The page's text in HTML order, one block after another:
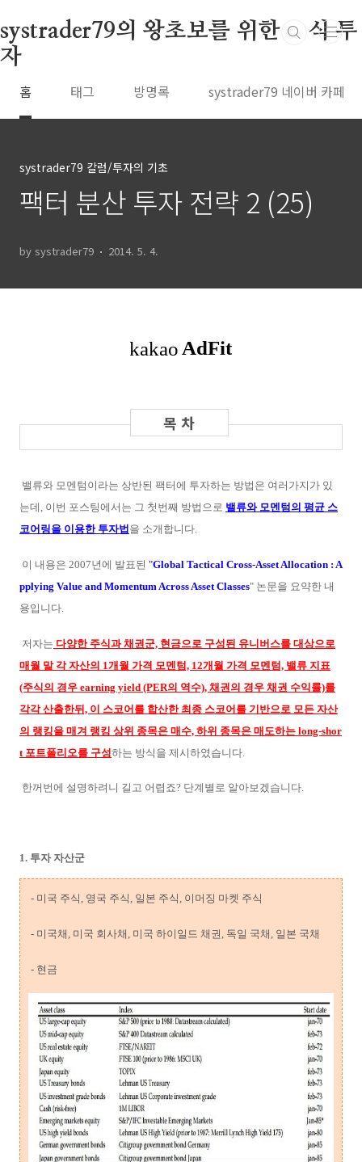
systrader79의 왕초보를 위한 주식 투
자
홈 태그 방명록 systrader79 네이버 카페
systrader79 칼럼/투자의 기초
팩터 분산 투자 전략 2 (25)
by systrader79 2014. 5. 4.
밸류와 모멘텀이라는 상반된 팩터에 투자하는 방법은 여러가지가 있
는데, 이번 포스팅에서는 그 첫번째 방법으로 밸류와 모멘텀의 평균 스
코어링을 이용한 투자법 을 소개합니다.
이 내용은 2007년에 발표된 "Global Tactical Cross-Asset Allocation : A
pplying Value and Momentum Across Asset Classes" 논문을 요약한 내
용입니다.
저자는 다양한 주식과 채권군, 현금으로 구성된 유니버스를 대상으로
매월 말 각 자산의 1개월 가격 모멘텀, 12개월 가격 모멘텀, 밸류 지표
(주식의 경우 earning yield (PER의 역수), 채권의 경우 채권 수익률)를
각각 산출한뒤, 이 스코어를 합산한 최종 스코어를 기반으로 모든 자산
의 랭킹을 매겨 랭킹 상위 종목은 매수, 하위 종목은 매도하는 long-shor
t 포트폴리오를 구성하는 방식을 제시하였습니다.
한꺼번에 설명하려니 길고 어렵죠? 단계별로 알아보겠습니다.
1. 투자 자산군
- 미국 주식, 영국 주식, 일본 주식, 이머징 마켓 주식
- 미국채, 미국 회사채, 미국 하이일드 채권, 독일 국채, 일본 국채
- 현금